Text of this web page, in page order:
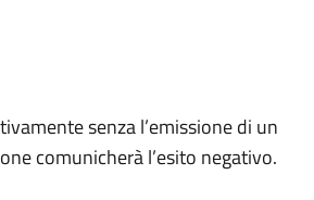
senza l’emissione di un
comunicherà l’esito negativo.